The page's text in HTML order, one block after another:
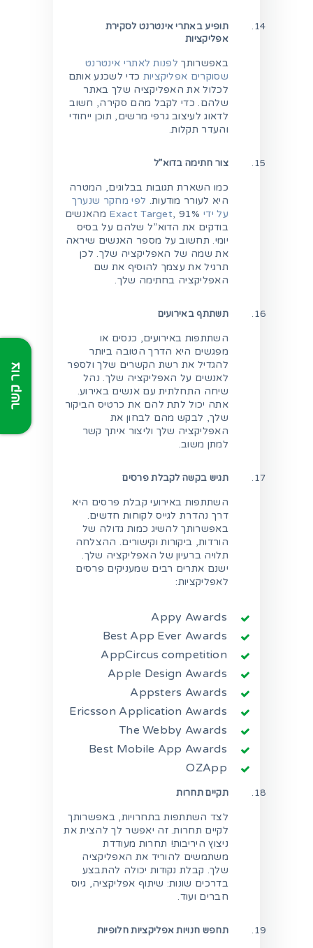
תופיע באתרי אינטרנט לסקירת
אפליקציות
באפשרותך לפנות לאתרי אינטרנט
שסוקרים אפליקציות כדי לשכנע אותם
לכלול את האפליקציה שלך באתר
שלהם. כדי לקבל מהם סקירה, חשוב
לדאוג לעיצוב גרפי מרשים, תוכן ייחודי
והעדר תקלות.
צור חתימה בדוא”ל
כמו השארת תגובות בבלוגים, המטרה
היא לעורר מודעות. לפי מחקר שנערך
על ידי Exact Target
, 91% מהאנשים
בודקים את הדוא”ל שלהם על בסיס
יומי. תחשוב על מספר האנשים שיראה
את שמה של האפליקציה שלך. לכן
תרגיל את עצמך להוסיף את שם
האפליקציה בחתימה שלך.
תשתתף באירועים
השתתפות באירועים, כנסים או
מפגשים היא הדרך הטובה ביותר
להגדיל את רשת הקשרים שלך ולספר
לאנשים על האפליקציה שלך. נהל
שיחה התחלתית עם אנשים באירוע.
אתה יכול לתת להם את כרטיס הביקור
שלך, לבקש מהם לבחון את
האפליקציה שלך וליצור איתך קשר
למתן משוב.
תגיש בקשה לקבלת פרסים
השתתפות באירועי קבלת פרסים היא
דרך נהדרת לגייס לקוחות חדשים.
באפשרותך להשיג כמות גדולה של
הורדות, ביקורות וקישורים. ההצלחה
תלויה ברעיון של האפליקציה שלך.
ישנם אתרים רבים שמעניקים פרסים
לאפליקציות:
Appy Awards
Best App Ever Awards
AppCircus competition
Apple Design Awards
Appsters Awards
Ericsson Application Awards
The Webby Awards
Best Mobile App Awards
OZApp
תקיים תחרות
לצד השתתפות בתחרויות, באפשרותך
לקיים תחרות. זה יאפשר לך להצית את
ניצוץ היריבות! תחרות מעודדת
משתמשים להוריד את האפליקציה
שלך. קבלת נקודות יכולה להתבצע
בדרכים שונות: שיתוף אפליקציה, גיוס
חברים ועוד.
תחפש חנויות אפליקציות חלופיות
צור קשר